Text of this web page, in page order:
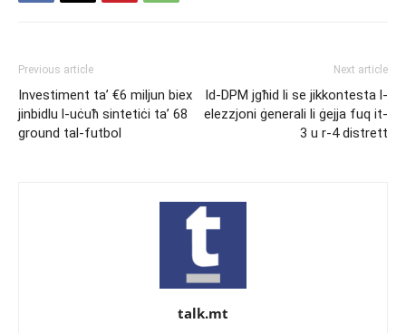
Previous article
Investiment ta’ €6 miljun biex
jinbidlu l-uċuħ sintetiċi ta’ 68
ground tal-futbol
Next article
Id-DPM jgħid li se jikkontesta l-
elezzjoni ġenerali li ġejja fuq it-
3 u r-4 distrett
talk.mt